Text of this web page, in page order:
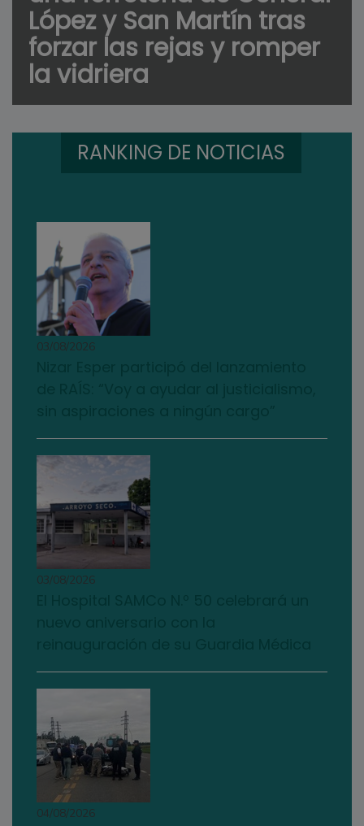
López y San Martín tras
forzar las rejas y romper
la vidriera
RANKING DE NOTICIAS
03/08/2026
03/08/2026
04/08/2026